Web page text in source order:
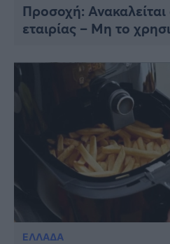
Προσοχή:
εταιρίας – Μη το
ΕΛΛΑΔΑ